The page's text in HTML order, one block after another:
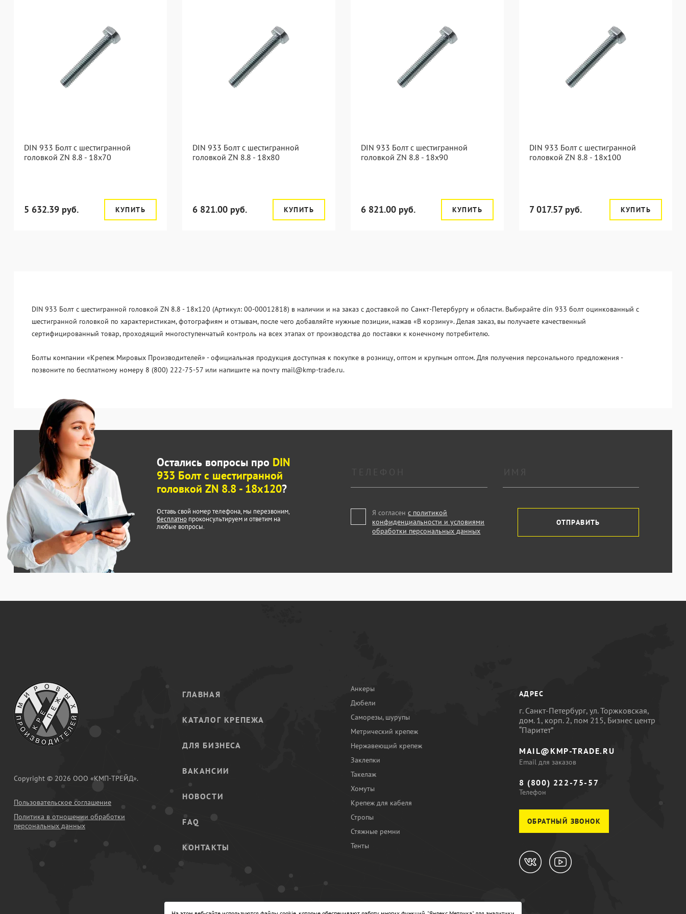
DIN 933 Болт с шестигранной
головкой ZN 8.8 - 18x70
5 632.39 руб. КУПИТЬ
DIN 933 Болт с шестигранной
головкой ZN 8.8 - 18x80
6 821.00 руб. КУПИТЬ
DIN 933 Болт с шестигранной
головкой ZN 8.8 - 18x90
6 821.00 руб. КУПИТЬ
DIN 933 Болт с шестигранной
головкой ZN 8.8 - 18x100
7 017.57 руб. КУПИТЬ
DIN 933 Болт с шестигранной головкой ZN 8.8 - 18x120 (Артикул: 00-00012818) в наличии и на заказ с доставкой по Санкт-Петербургу и области. Выбирайте din 933 болт оцинкованный с
шестигранной головкой по характеристикам, фотографиям и отзывам, после чего добавляйте нужные позиции, нажав «В корзину». Делая заказ, вы получаете качественный
сертифицированный товар, проходящий многоступенчатый контроль на всех этапах от производства до поставки к конечному потребителю.
Болты компании «Крепеж Мировых Производителей» - официальная продукция доступная к покупке в розницу, оптом и крупным оптом. Для получения персонального предложения -
позвоните по бесплатному номеру 8 (800) 222-75-57 или напишите на почту mail@kmp-trade.ru.
Остались вопросы про DIN
933 Болт с шестигранной
головкой ZN 8.8 - 18x120?
Оставь свой номер телефона, мы перезвоним,
бесплатно проконсультируем и ответим на
любые вопросы.
Я согласенс политикой
конфиденциальности и условиями
обработки персональных данных
ОТПРАВИТЬ
Copyright © 2026 ООО «КМП-ТРЕЙД».
Пользовательское соглашение
Политика в отношении обработки
персональных данных
ГЛАВНАЯ
КАТАЛОГ КРЕПЕЖА
ДЛЯ БИЗНЕСА
ВАКАНСИИ
НОВОСТИ
FAQ
КОНТАКТЫ
Анкеры
Дюбели
Саморезы, шурупы
Метрический крепеж
Нержавеющий крепеж
Заклепки
Такелаж
Хомуты
Крепеж для кабеля
Стропы
Стяжные ремни
Тенты
АДРЕС
г. Санкт-Петербург, ул. Торжковская,
дом. 1, корп. 2, пом 215, Бизнес центр
“Паритет”
MAIL@KMP-TRADE.RU
Email для заказов
8 (800) 222-75-57
Телефон
ОБРАТНЫЙ ЗВОНОК